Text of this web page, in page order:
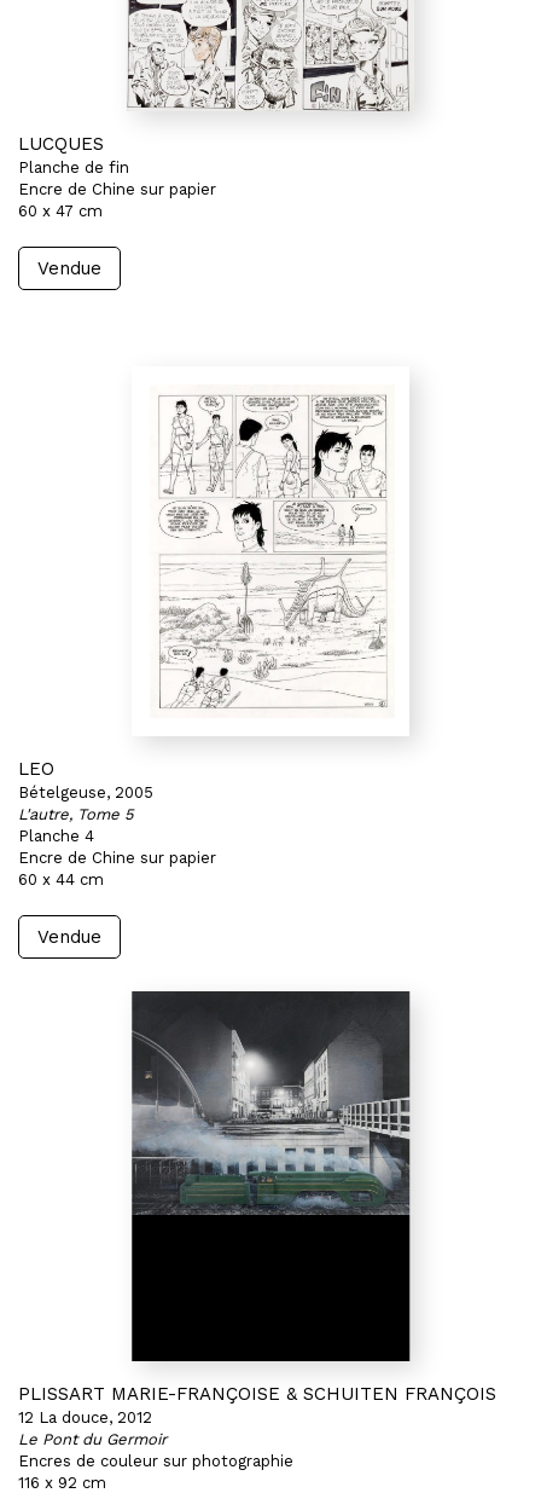
LUCQUES
Planche de fin
Encre de Chine sur papier
60 x 47 cm
Vendue
LEO
Bételgeuse, 2005
L'autre, Tome 5
Planche 4
Encre de Chine sur papier
60 x 44 cm
Vendue
PLISSART MARIE-FRANÇOISE & SCHUITEN FRANÇOIS
12 La douce, 2012
Le Pont du Germoir
Encres de couleur sur photographie
116 x 92 cm